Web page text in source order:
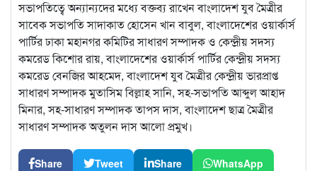
সভাপতিত্বে অন্যান্যদের মধ্যে বক্তব্য রাখেন বাংলাদেশ যুব মৈত্রীর
সাবেক সভাপতি সাদাকাত হোসেন খান বাবুল, বাংলাদেশের ওয়ার্কার্স
পার্টির ঢাকা মহানগর কমিটির সাধারণ সম্পাদক ও কেন্দ্রীয় সদস্য
কমরেড কিশোর রায়, বাংলাদেশের ওয়ার্কার্স পার্টির কেন্দ্রীয় সদস্য
কমরেড বেনজির আহমেদ, বাংলাদেশ যুব মৈত্রীর কেন্দ্রীয় ভারপ্রাপ্ত
সাধারণ সম্পাদক মুতাসিম বিল্লাহ সানি, সহ-সভাপতি আব্দুল আহাদ
মিনার, সহ-সাধারণ সম্পাদক তাপস দাস, বাংলাদেশ ছাত্র মৈত্রীর
সাধারণ সম্পাদক অতুলন দাস আলো প্রমুখ।
Share Tweet Share WhatsApp